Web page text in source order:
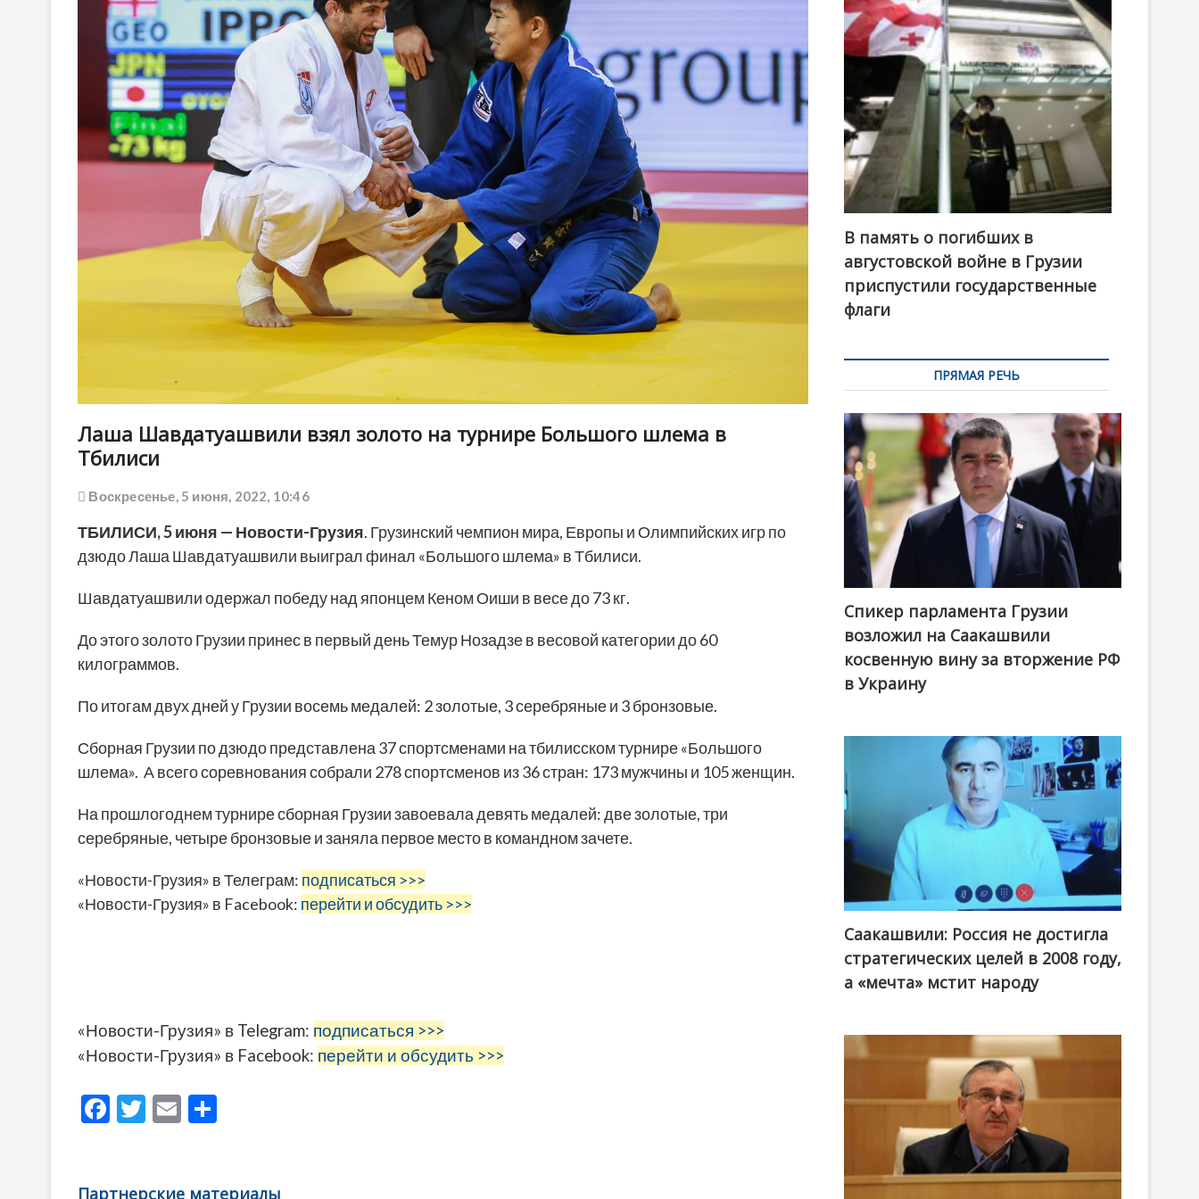
o
n
Лаша Шавдатуашвили взял золото на турнире Большого шлема в
Тбилиси
Воскресенье, 5 июня, 2022, 10:46
ТБИЛИСИ, 5 июня — Новости-Грузия. Грузинский чемпион мира, Европы и Олимпийских игр по
дзюдо Лаша Шавдатуашвили выиграл финал «Большого шлема» в Тбилиси.
Шавдатуашвили одержал победу над японцем Кеном Оиши в весе до 73 кг.
До этого золото Грузии принес в первый день Темур Нозадзе в весовой категории до 60
килограммов.
По итогам двух дней у Грузии восемь медалей: 2 золотые, 3 серебряные и 3 бронзовые.
Сборная Грузии по дзюдо представлена 37 спортсменами на тбилисском турнире «Большого
шлема». А всего соревнования собрали 278 спортсменов из 36 стран: 173 мужчины и 105 женщин.
На прошлогоднем турнире сборная Грузии завоевала девять медалей: две золотые, три
серебряные, четыре бронзовые и заняла первое место в командном зачете.
«Новости-Грузия» в Телеграм: подписаться >>>
«Новости-Грузия» в Facebook: перейти и обсудить >>>
«Новости-Грузия» в Telegram: подписаться >>>
«Новости-Грузия» в Facebook: перейти и обсудить >>>
F
T
E
Партнерские материалы
В память о погибших в
августовской войне в Грузии
приспустили государственные
флаги
ПРЯМАЯ РЕЧЬ
Спикер парламента Грузии
возложил на Саакашвили
косвенную вину за вторжение РФ
в Украину
Саакашвили: Россия не достигла
стратегических целей в 2008 году,
а «мечта» мстит народу